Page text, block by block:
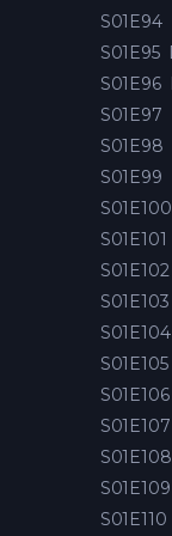
S01E94
S01E95
S01E96
S01E97
S01E98
S01E99
S01E100
S01E101
S01E102
S01E103
S01E104
S01E105
S01E106
S01E107
S01E108
S01E109
S01E110